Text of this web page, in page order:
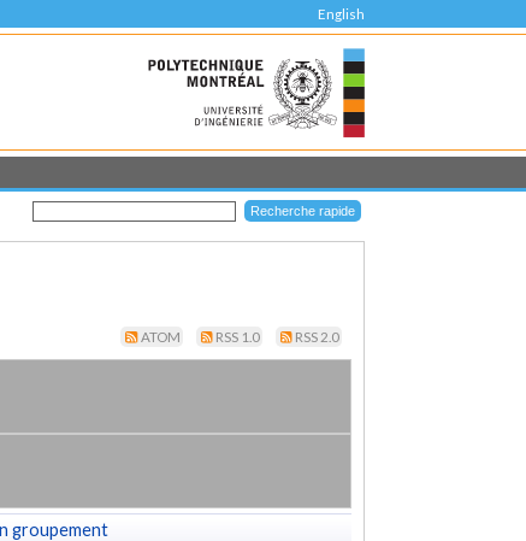
English
ATOM RSS 1.0 RSS 2.0
groupement